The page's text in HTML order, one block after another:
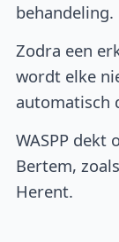
behandeling.
Zodra een
wordt elke
automatisch
WASPP dekt
Bertem,
Herent.